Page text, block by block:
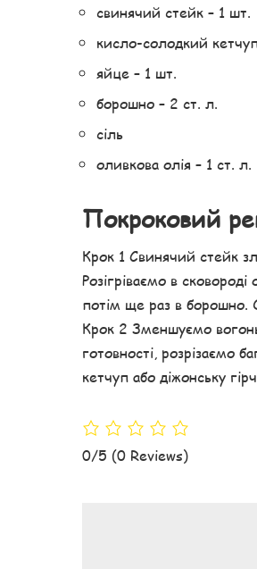
свинячий стейк – 1 шт.
кисло-солодкий
яйце – 1 шт.
борошно – 2 ст. л.
сіль
оливкова олія – ​​1 ст. л.
Покроковий
Крок 1 Свинячий стейк
Розігріваємо в
потім ще раз в борошно.
Крок 2 Зменшуємо
готовності, розрізаємо
кетчуп або діжонську
0/5 (0 Reviews)